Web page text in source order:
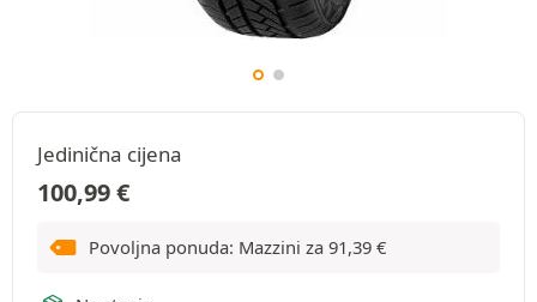
Jedinična cijena
100,99€
Povoljna ponuda: Mazzini za 91,39 €